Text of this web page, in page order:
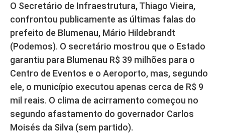
O Secretário de Infraestrutura, Thiago Vieira,
confrontou publicamente as últimas falas do
prefeito de Blumenau, Mário Hildebrandt
(Podemos). O secretário mostrou que o Estado
garantiu para Blumenau R$ 39 milhões para o
Centro de Eventos e o Aeroporto, mas, segundo
ele, o município executou apenas cerca de R$ 9
mil reais. O clima de acirramento começou no
segundo afastamento do governador Carlos
Moisés da Silva (sem partido).